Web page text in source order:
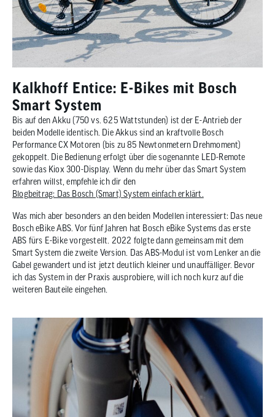
Kalkhoff Entice: E-Bikes mit Bosch
Smart System
Bis auf den Akku (750 vs. 625 Wattstunden) ist der E-Antrieb der
beiden Modelle identisch. Die Akkus sind an kraftvolle Bosch
Performance CX Motoren (bis zu 85 Newtonmetern Drehmoment)
gekoppelt. Die Bedienung erfolgt über die sogenannte LED-Remote
sowie das Kiox 300-Display. Wenn du mehr über das Smart System
erfahren willst, empfehle ich dir den
Blogbeitrag: Das Bosch (Smart) System einfach erklärt.
Was mich aber besonders an den beiden Modellen interessiert: Das neue
Bosch eBike ABS. Vor fünf Jahren hat Bosch eBike Systems das erste
ABS fürs E-Bike vorgestellt. 2022 folgte dann gemeinsam mit dem
Smart System die zweite Version. Das ABS-Modul ist vom Lenker an die
Gabel gewandert und ist jetzt deutlich kleiner und unauffälliger. Bevor
ich das System in der Praxis ausprobiere, will ich noch kurz auf die
weiteren Bauteile eingehen.